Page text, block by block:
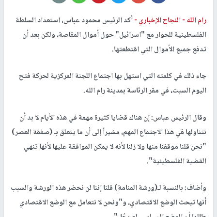
رام الله -النجاح الإخباري -أكد الرئيس محمود عباس، استعداد السلطة
الفلسطينية للحوار مع "اسرائيل" حول أموال المقاصة، ولكن بعد أن
تدفع جميع الأموال التي اقتطعتها.
جاء ذلك في كلمته التي استهل بها اجتماع اللجنة المركزية لحركة فتح
اليوم السبت، في مقر الرئاسة بمدينة رام الله.
وقال الرئيس عباس: إن هناك قضايا كثيرة مهمة في هذه الأيام لا بد أن
نتناولها في هذا الاجتماع المهم، مشيراً إلى أن ما يتعلق بـ (صفقة العصر)
"نحن قلنا موقفنا منها ولا زلنا لأنه لا يمكن الموافقة عليها لأنها تنهي
القضية الفلسطينية".
وأضاف: بالنسبة لـ(ورشة المنامة) قلنا إننا لن نحضر هذه الورشة والسبب
أنها تبحث الوضع الاقتصادي، و"ونحن لا نتعامل مع الوضع الاقتصادي